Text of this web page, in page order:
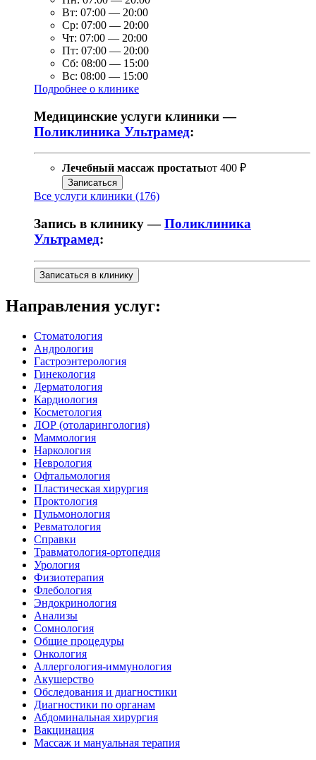
Вт: 07:00 — 20:00
Ср: 07:00 — 20:00
Чт: 07:00 — 20:00
Пт: 07:00 — 20:00
Сб: 08:00 — 15:00
Вс: 08:00 — 15:00
Подробнее о клинике
Медицинские услуги клиники —
Поликлиника Ультрамед:
Лечебный массаж простатыот 400 ₽
Записаться
Все услуги клиники (176)
Запись в клинику —Поликлиника
Ультрамед:
Записаться в клинику
Направления услуг:
Стоматология
Андрология
Гастроэнтерология
Гинекология
Дерматология
Кардиология
Косметология
ЛОР (отоларингология)
Маммология
Наркология
Неврология
Офтальмология
Пластическая хирургия
Проктология
Пульмонология
Ревматология
Справки
Травматология-ортопедия
Урология
Физиотерапия
Флебология
Эндокринология
Анализы
Сомнология
Общие процедуры
Онкология
Аллергология-иммунология
Акушерство
Обследования и диагностики
Диагностики по органам
Абдоминальная хирургия
Вакцинация
Массаж и мануальная терапия